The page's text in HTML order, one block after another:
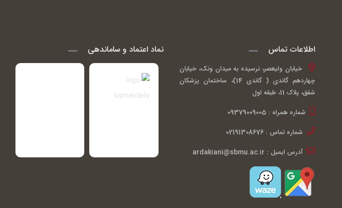
اطلاعات تماس
خیابان ولیعصر، نرسیده به میدان ونک، خیابان
چهاردهم گاندی ( گاندی 14)، ساختمان پزشکان
شفق، پلاک 11، طبقه اول
شماره همراه : 09379009005
شماره تماس : 02191308676
آدرس ایمیل : ardakiani@sbmu.ac.ir
نماد اعتماد و ساماندهی